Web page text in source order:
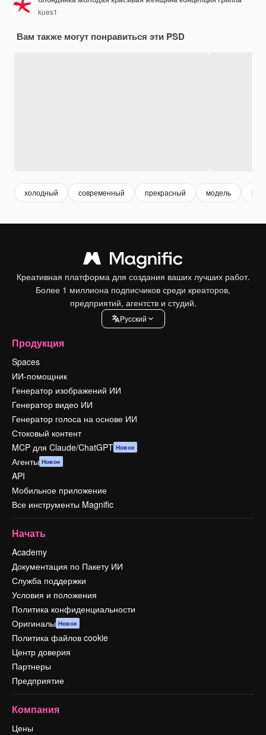
kues1
Вам также могут понравиться эти PSD
холодный современный прекрасный модель
Креативная платформа для создания ваших лучших работ.
Более 1 миллиона подписчиков среди креаторов,
предприятий, агентств и студий.
Pусский
Продукция
Spaces
ИИ-помощник
Генератор изображений ИИ
Генератор видео ИИ
Генератор голоса на основе ИИ
Стоковый контент
MCP для Claude/ChatGPT Новое
Агенты Новое
API
Мобильное приложение
Все инструменты Magnific
Начать
Academy
Документация по Пакету ИИ
Служба поддержки
Условия и положения
Политика конфиденциальности
Оригиналы Новое
Политика файлов cookie
Центр доверия
Партнеры
Предприятие
Компания
Цены